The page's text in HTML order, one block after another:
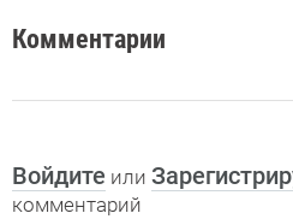
Комментарии
Войдите или
комментарий